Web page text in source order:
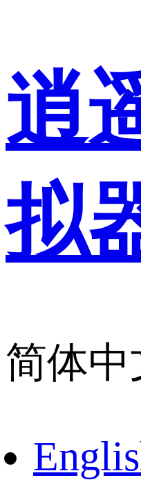
逍
拟
简体中